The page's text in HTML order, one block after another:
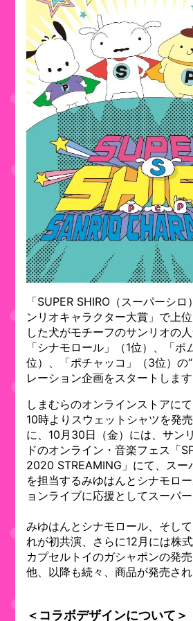
「SUPER SHIRO（スーパーシ
ンリオキャラクター大賞」で上
した犬がモチーフのサンリオの
「シナモロール」（1位）、「
位）、「ポチャッコ」（3位）の
レーション企画をスタートします
しまむらのオンラインストアにて
10時よりスウェットシャツを発
に、10月30日（金）には、サン
ドのオンライン・音楽フェス「
2020 STREAMING」にて、スー
を担当するみゆはんとシナモロ
ョンライブに応援としてスーパ
みゆはんとシナモロール、そし
れが初共演、さらに12月には株
カプセルトイのガシャポンの発
他、以降も続々、商品が発売され
＜コラボデザインについて＞